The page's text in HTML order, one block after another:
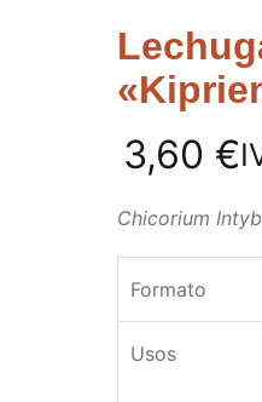
3,60 €
Chicorium
Formato
Usos